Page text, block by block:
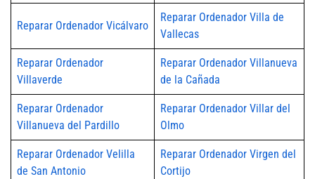
Reparar Ordenador Vicálvaro
Reparar Ordenador Villa de
Vallecas
Reparar Ordenador
Villaverde
Reparar Ordenador Villanueva
de la Cañada
Reparar Ordenador
Villanueva del Pardillo
Reparar Ordenador Villar del
Olmo
Reparar Ordenador Velilla
de San Antonio
Reparar Ordenador Virgen del
Cortijo